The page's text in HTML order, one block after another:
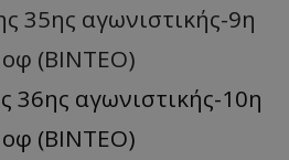
35ης αγωνιστικής-9η
(BINTEO)
36ης αγωνιστικής-10η
(BINTEO)